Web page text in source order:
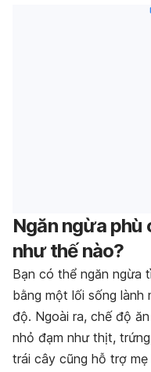
Ngăn ngừa phù
như thế nào?
Bạn có thể ngăn ngừa
bằng một lối sống lành
độ. Ngoài ra, chế độ
nhỏ đạm như thịt,
trái cây cũng hỗ trợ